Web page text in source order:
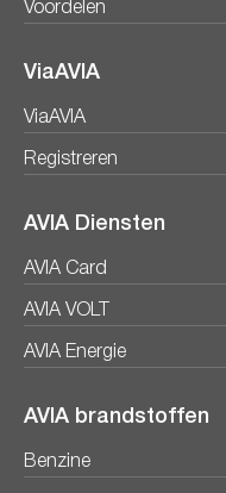
Voordelen
ViaAVIA
ViaAVIA
Registreren
AVIA Diensten
AVIA Card
AVIA VOLT
AVIA Energie
AVIA brandstoffen
Benzine